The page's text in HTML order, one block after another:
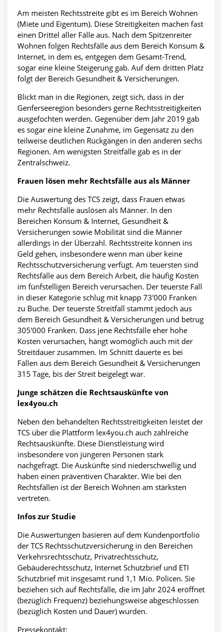
Am meisten Rechtsstreite gibt es im Bereich Wohnen
(Miete und Eigentum). Diese Streitigkeiten machen fast
einen Drittel aller Fälle aus. Nach dem Spitzenreiter
Wohnen folgen Rechtsfälle aus dem Bereich Konsum &
Internet, in dem es, entgegen dem Gesamt-Trend,
sogar eine kleine Steigerung gab. Auf dem dritten Platz
folgt der Bereich Gesundheit & Versicherungen.
Blickt man in die Regionen, zeigt sich, dass in der
Genferseeregion besonders gerne Rechtsstreitigkeiten
ausgefochten werden. Gegenüber dem Jahr 2019 gab
es sogar eine kleine Zunahme, im Gegensatz zu den
teilweise deutlichen Rückgängen in den anderen sechs
Regionen. Am wenigsten Streitfälle gab es in der
Zentralschweiz.
Frauen lösen mehr Rechtsfälle aus als Männer
Die Auswertung des TCS zeigt, dass Frauen etwas
mehr Rechtsfälle auslösen als Männer. In den
Bereichen Konsum & Internet, Gesundheit &
Versicherungen sowie Mobilität sind die Männer
allerdings in der Überzahl. Rechtsstreite können ins
Geld gehen, insbesondere wenn man über keine
Rechtsschutzversicherung verfügt. Am teuersten sind
Rechtsfälle aus dem Bereich Arbeit, die häufig Kosten
im fünfstelligen Bereich verursachen. Der teuerste Fall
in dieser Kategorie schlug mit knapp 73'000 Franken
zu Buche. Der teuerste Streitfall stammt jedoch aus
dem Bereich Gesundheit & Versicherungen und betrug
305'000 Franken. Dass jene Rechtsfälle eher hohe
Kosten verursachen, hängt womöglich auch mit der
Streitdauer zusammen. Im Schnitt dauerte es bei
Fällen aus dem Bereich Gesundheit & Versicherungen
315 Tage, bis der Streit beigelegt war.
Junge schätzen die Rechtsauskünfte von
lex4you.ch
Neben den behandelten Rechtsstreitigkeiten leistet der
TCS über die Plattform lex4you.ch auch zahlreiche
Rechtsauskünfte. Diese Dienstleistung wird
insbesondere von jüngeren Personen stark
nachgefragt. Die Auskünfte sind niederschwellig und
haben einen präventiven Charakter. Wie bei den
Rechtsfällen ist der Bereich Wohnen am stärksten
vertreten.
Infos zur Studie
Die Auswertungen basieren auf dem Kundenportfolio
der TCS Rechtsschutzversicherung in den Bereichen
Verkehrsrechtsschutz, Privatrechtsschutz,
Gebäuderechtsschutz, Internet Schutzbrief und ETI
Schutzbrief mit insgesamt rund 1,1 Mio. Policen. Sie
beziehen sich auf Rechtsfälle, die im Jahr 2024 eröffnet
(bezüglich Frequenz) beziehungsweise abgeschlossen
(bezüglich Kosten und Dauer) wurden.
Pressekontakt: